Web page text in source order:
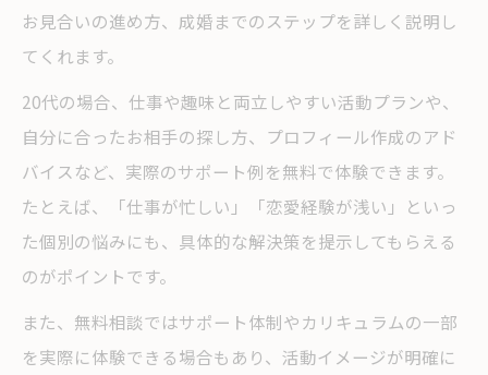
お見合いの進め方、成婚までのステップを詳しく説明し
てくれます。
20代の場合、仕事や趣味と両立しやすい活動プランや、
自分に合ったお相手の探し方、プロフィール作成のアド
バイスなど、実際のサポート例を無料で体験できます。
たとえば、「仕事が忙しい」「恋愛経験が浅い」といっ
た個別の悩みにも、具体的な解決策を提示してもらえる
のがポイントです。
また、無料相談ではサポート体制やカリキュラムの一部
を実際に体験できる場合もあり、活動イメージが明確に